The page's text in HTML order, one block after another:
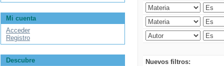
Nuevos filtros:
Mi cuenta
Acceder
Registro
Descubre